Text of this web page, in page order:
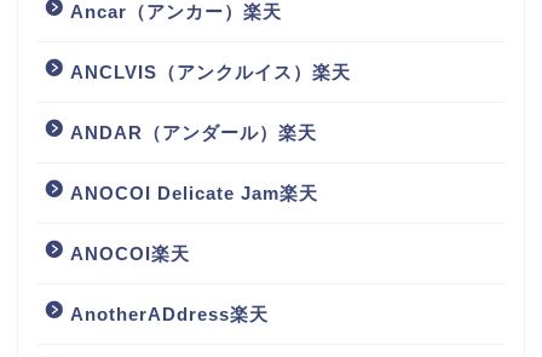
Ancar（アンカー）楽天
ANCLVIS（アンクルイス）楽天
ANDAR（アンダール）楽天
ANOCOI Delicate Jam楽天
ANOCOI楽天
AnotherADdress楽天